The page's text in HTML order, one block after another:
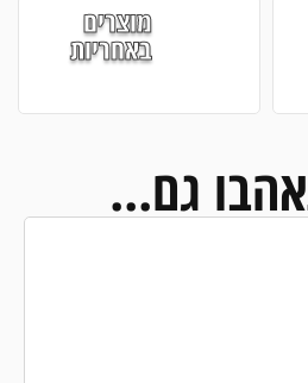
מוצרים
באחריות
גם...